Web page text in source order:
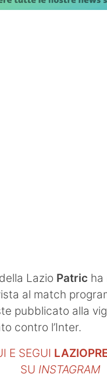
Lazio Patric ha
al match
pubblicato alla
contro l’Inter.
E SEGUI
SU INSTAGRAM